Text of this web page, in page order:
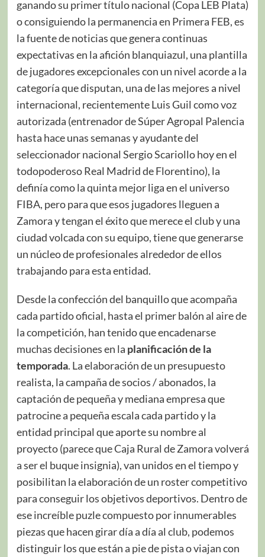
ganando su primer título nacional (Copa LEB Plata)
o consiguiendo la permanencia en Primera FEB, es
la fuente de noticias que genera continuas
expectativas en la afición blanquiazul, una plantilla
de jugadores excepcionales con un nivel acorde a la
categoría que disputan, una de las mejores a nivel
internacional, recientemente Luis Guil como voz
autorizada (entrenador de Súper Agropal Palencia
hasta hace unas semanas y ayudante del
seleccionador nacional Sergio Scariollo hoy en el
todopoderoso Real Madrid de Florentino), la
definía como la quinta mejor liga en el universo
FIBA, pero para que esos jugadores lleguen a
Zamora y tengan el éxito que merece el club y una
ciudad volcada con su equipo, tiene que generarse
un núcleo de profesionales alrededor de ellos
trabajando para esta entidad.
Desde la confección del banquillo que acompaña
cada partido oficial, hasta el primer balón al aire de
la competición, han tenido que encadenarse
muchas decisiones en la planificación de la
temporada. La elaboración de un presupuesto
realista, la campaña de socios / abonados, la
captación de pequeña y mediana empresa que
patrocine a pequeña escala cada partido y la
entidad principal que aporte su nombre al
proyecto (parece que Caja Rural de Zamora volverá
a ser el buque insignia), van unidos en el tiempo y
posibilitan la elaboración de un roster competitivo
para conseguir los objetivos deportivos. Dentro de
ese increíble puzle compuesto por innumerables
piezas que hacen girar día a día al club, podemos
distinguir los que están a pie de pista o viajan con